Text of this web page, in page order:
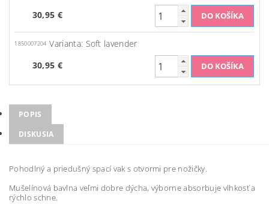
30,95 €
1850007204 Varianta: Soft lavender
30,95 €
POPIS
DISKUSIA
Pohodlný a priedušný spací vak s otvormi pre nožičky.
Mušelínová bavlna veľmi dobre dýcha, výborne absorbuje vlhkosť a
rýchlo schne.